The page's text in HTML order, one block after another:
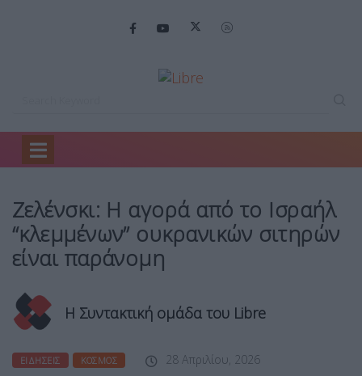
Home
Ζελένσκι: Η αγορά από το Ισραήλ
“κλεμμένων” ουκρανικών σιτηρών
είναι παράνομη
Η Συντακτική ομάδα του Libre
ΕΙΔΉΣΕΙΣ ΚΌΣΜΟΣ 28 Απριλίου, 2026